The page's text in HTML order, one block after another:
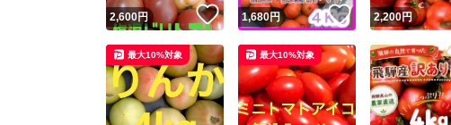
2,600円 いいね！
1,680円 いいね！
2,200円
最大10%対象 最大10%対象